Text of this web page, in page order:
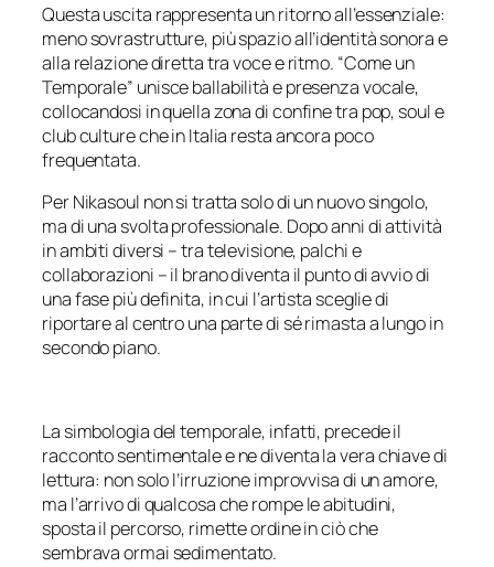
Questa uscita rappresenta un ritorno all’essenziale:
meno sovrastrutture, più spazio all’identità sonora e
alla relazione diretta tra voce e ritmo. “Come un
Temporale” unisce ballabilità e presenza vocale,
collocandosi in quella zona di confine tra pop, soul e
club culture che in Italia resta ancora poco
frequentata.
Per Nikasoul non si tratta solo di un nuovo singolo,
ma di una svolta professionale. Dopo anni di attività
in ambiti diversi – tra televisione, palchi e
collaborazioni – il brano diventa il punto di avvio di
una fase più definita, in cui l’artista sceglie di
riportare al centro una parte di sé rimasta a lungo in
secondo piano.
La simbologia del temporale, infatti, precede il
racconto sentimentale e ne diventa la vera chiave di
lettura: non solo l’irruzione improvvisa di un amore,
ma l’arrivo di qualcosa che rompe le abitudini,
sposta il percorso, rimette ordine in ciò che
sembrava ormai sedimentato.